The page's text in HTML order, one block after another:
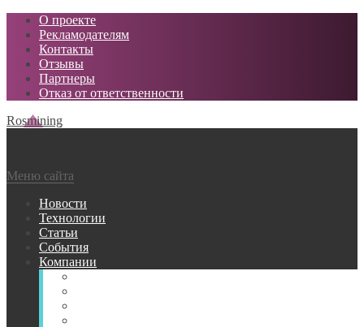
О проекте
Рекламодателям
Контакты
Отзывы
Партнеры
Отказ от ответственности
Rosmining
Меню сайта
Новости
Технологии
Статьи
События
Компании